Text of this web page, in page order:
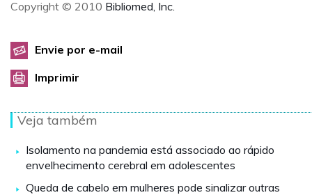
Copyright © 2010 Bibliomed, Inc.
Envie por e-mail
Imprimir
Veja também
Isolamento na pandemia está associado ao rápido
envelhecimento cerebral em adolescentes
Queda de cabelo em mulheres pode sinalizar outras